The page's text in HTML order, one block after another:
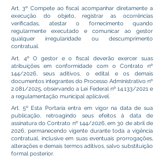
Art. 3º Compete ao fiscal acompanhar diretamente a
execução do objeto, registrar as ocorrências
verificadas, atestar o fornecimento quando
regularmente executado e comunicar ao gestor
qualquer irregularidade ou descumprimento
contratual.
Art. 4º O gestor e o fiscal deverão exercer suas
atribuições em conformidade com o Contrato nº
144/2026, seus aditivos, o edital e os demais
documentos integrantes do Processo Administrativo nº
2.081/2025, observando a Lei Federal nº 14.133/2021 e
a regulamentação municipal aplicável.
Art. 5º Esta Portaria entra em vigor na data de sua
publicação, retroagindo seus efeitos à data de
assinatura do Contrato nº 144/2026, em 30 de abril de
2026, permanecendo vigente durante toda a vigência
contratual, inclusive em suas eventuais prorrogações,
alterações e demais termos aditivos, salvo substituição
formal posterior.